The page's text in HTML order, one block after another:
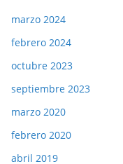
marzo 2024
febrero 2024
octubre 2023
septiembre 2023
marzo 2020
febrero 2020
abril 2019